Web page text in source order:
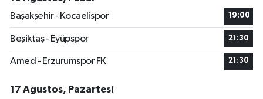
Başakşehir - Kocaelispor
19:00
Beşiktaş - Eyüpspor 21:30
Amed - Erzurumspor FK 21:30
17 Ağustos, Pazartesi